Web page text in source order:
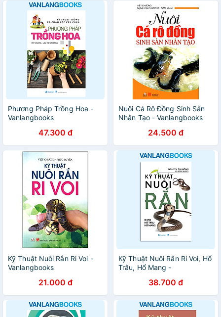
Phương Pháp Trồng Hoa -
Vanlangbooks
47.300 đ
Nuôi Cá Rô Đồng Sinh Sản
Nhân Tạo - Vanlangbooks
24.500 đ
Kỹ Thuật Nuôi Rắn Ri Voi -
Vanlangbooks
21.000 đ
Kỹ Thuật Nuôi Rắn Ri Voi, Hổ
Trâu, Hổ Mang -
38.700 đ